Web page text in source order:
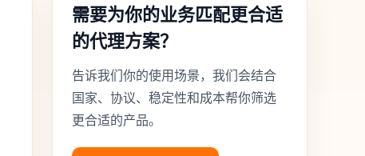
需要为你的业务匹配更合适
的代理方案？
告诉我们你的使用场景，我们会结合
国家、协议、稳定性和成本帮你筛选
更合适的产品。